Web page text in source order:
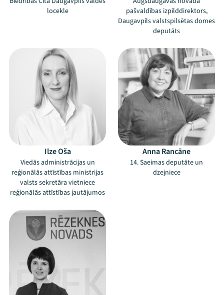
locekle
pašvaldības izpilddirektors,
Daugavpils valstspilsētas domes
deputāts
Ilze Oša
Viedās administrācijas un
reģionālās attīstības ministrijas
valsts sekretāra vietniece
reģionālās attīstības jautājumos
Anna Rancāne
14. Saeimas deputāte un
dzejniece